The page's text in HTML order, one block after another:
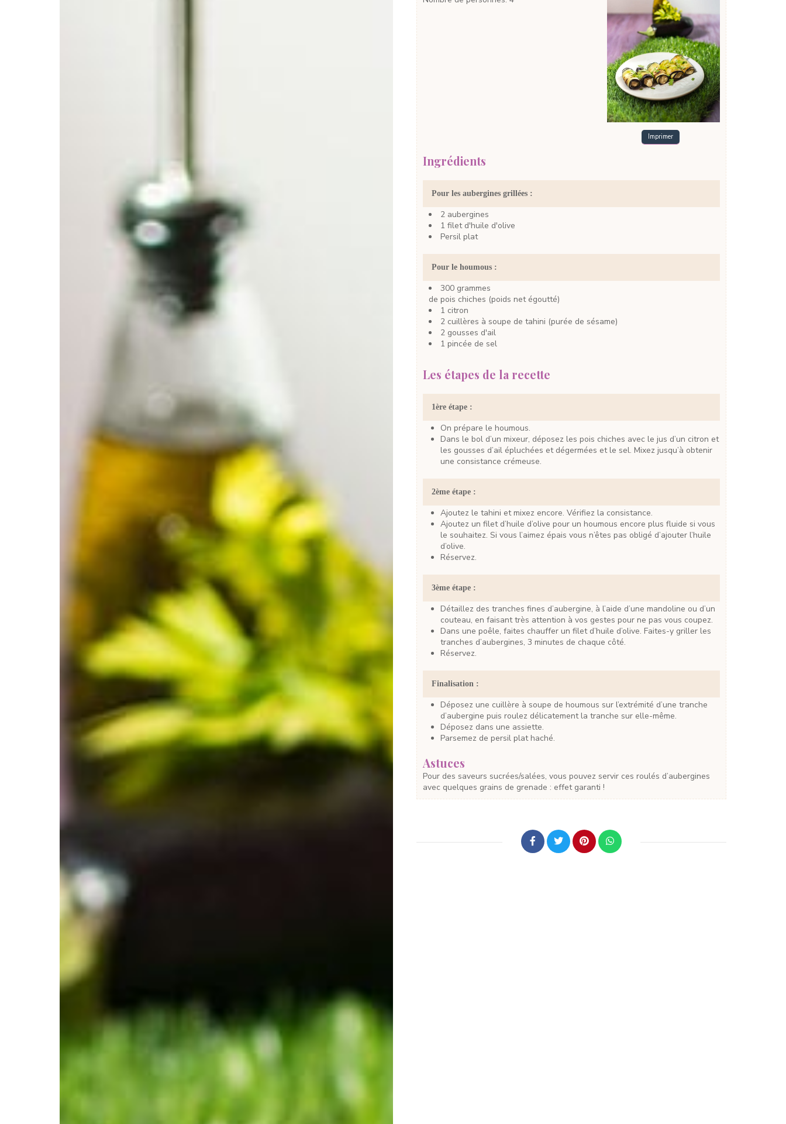
Imprimer
Ingrédients
Pour les aubergines grillées :
2 aubergines
1 filet d'huile d'olive
Persil plat
Pour le houmous :
300 grammes
de pois chiches (poids net égoutté)
1 citron
2 cuillères à soupe de tahini (purée de sésame)
2 gousses d'ail
1 pincée de sel
Les étapes de la recette
1ère étape :
On prépare le houmous.
Dans le bol d’un mixeur, déposez les pois chiches avec le jus d’un citron et
les gousses d’ail épluchées et dégermées et le sel. Mixez jusqu’à obtenir
une consistance crémeuse.
2ème étape :
Ajoutez le tahini et mixez encore. Vérifiez la consistance.
Ajoutez un filet d’huile d’olive pour un houmous encore plus fluide si vous
le souhaitez. Si vous l’aimez épais vous n’êtes pas obligé d’ajouter l’huile
d’olive.
Réservez.
3ème étape :
Détaillez des tranches fines d’aubergine, à l’aide d’une mandoline ou d’un
couteau, en faisant très attention à vos gestes pour ne pas vous coupez.
Dans une poêle, faites chauffer un filet d’huile d’olive. Faites-y griller les
tranches d’aubergines, 3 minutes de chaque côté.
Réservez.
Finalisation :
Déposez une cuillère à soupe de houmous sur l’extrémité d’une tranche
d’aubergine puis roulez délicatement la tranche sur elle-même.
Déposez dans une assiette.
Parsemez de persil plat haché.
Astuces
Pour des saveurs sucrées/salées, vous pouvez servir ces roulés d’aubergines
avec quelques grains de grenade : effet garanti !